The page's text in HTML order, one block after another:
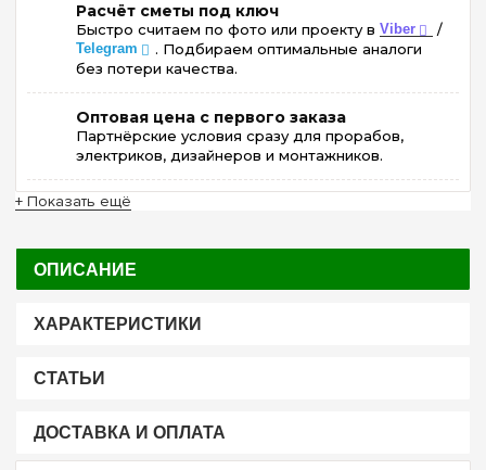
Расчёт сметы под ключ
Быстро считаем по фото или проекту в Viber /
Telegram
. Подбираем оптимальные аналоги
без потери качества.
Оптовая цена с первого заказа
Партнёрские условия сразу для прорабов,
электриков, дизайнеров и монтажников.
+ Показать ещё
ОПИСАНИЕ
ХАРАКТЕРИСТИКИ
СТАТЬИ
ДОСТАВКА И ОПЛАТА